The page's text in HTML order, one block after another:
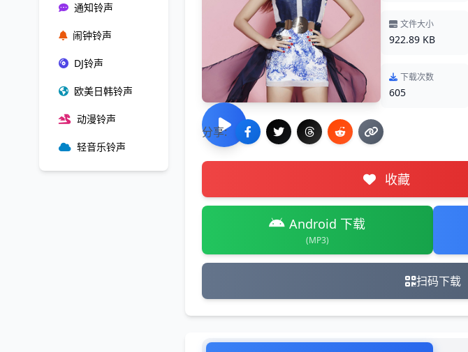
通知铃声
闹钟铃声
DJ铃声
欧美日韩铃声
动漫铃声
轻音乐铃声
文件大小
922.89 KB
下载次数
605
分享:
收藏
Android 下载
(MP3)
扫码下载